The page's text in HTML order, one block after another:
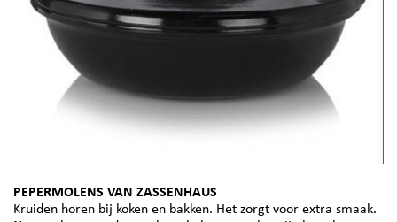
PEPERMOLENS VAN ZASSENHAUS
Kruiden horen bij koken en bakken. Het zorgt voor extra smaak.